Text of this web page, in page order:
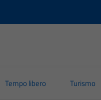
Tempo libero Turismo